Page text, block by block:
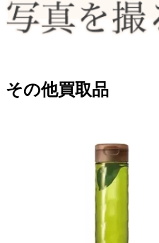
その他買取品